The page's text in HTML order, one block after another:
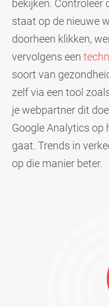
bekijken. Controleer
staat op de nieuwe
doorheen klikken,
vervolgens een
soort van
zelf via een tool
je webpartner dit
Google Analytics op
gaat. Trends in
op die manier beter.